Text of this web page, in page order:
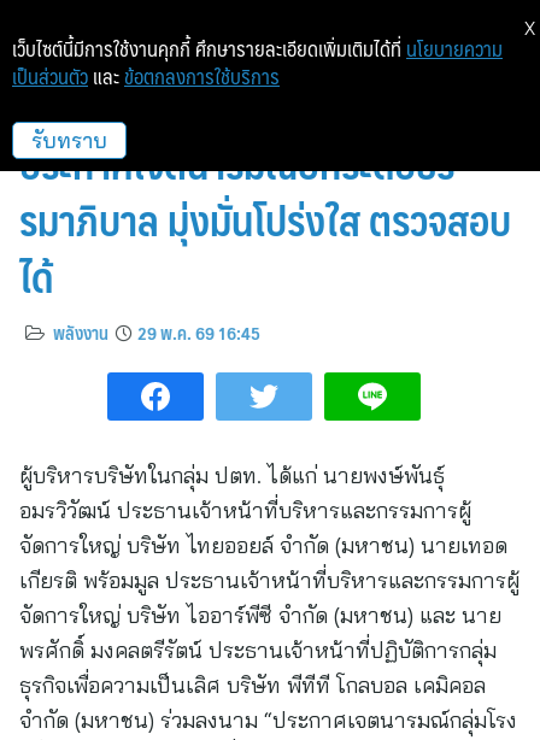
3 โรงกลั่นฯ กลุ่ม ปตท. ร่วม
ประกาศเจตนารมณ์ยกระดับธร
รมาภิบาล มุ่งมั่นโปร่งใส ตรวจสอบ
ได้
พลังงาน 29 พ.ค. 69 16:45
ผู้บริหารบริษัทในกลุ่ม ปตท. ได้แก่ นายพงษ์พันธุ์
อมรวิวัฒน์ ประธานเจ้าหน้าที่บริหารและกรรมการผู้
จัดการใหญ่ บริษัท ไทยออยล์ จำกัด (มหาชน) นายเทอด
เกียรติ พร้อมมูล ประธานเจ้าหน้าที่บริหารและกรรมการผู้
จัดการใหญ่ บริษัท ไออาร์พีซี จำกัด (มหาชน) และ นาย
พรศักดิ์ มงคลตรีรัตน์ ประธานเจ้าหน้าที่ปฏิบัติการกลุ่ม
ธุรกิจเพื่อความเป็นเลิศ บริษัท พีทีที โกลบอล เคมิคอล
จำกัด (มหาชน) ร่วมลงนาม “ประกาศเจตนารมณ์กลุ่มโรง
เว็บไซต์นี้มีการใช้งานคุกกี้ ศึกษารายละเอียดเพิ่มเติมได้ที่ นโยบายความ
เป็นส่วนตัว และ ข้อตกลงการใช้บริการ
รับทราบ
X